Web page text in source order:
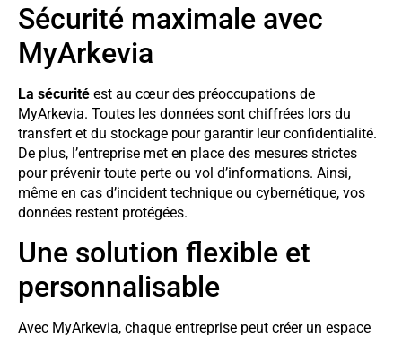
Sécurité maximale avec
MyArkevia
La sécurité est au cœur des préoccupations de
MyArkevia. Toutes les données sont chiffrées lors du
transfert et du stockage pour garantir leur confidentialité.
De plus, l’entreprise met en place des mesures strictes
pour prévenir toute perte ou vol d’informations. Ainsi,
même en cas d’incident technique ou cybernétique, vos
données restent protégées.
Une solution flexible et
personnalisable
Avec MyArkevia, chaque entreprise peut créer un espace